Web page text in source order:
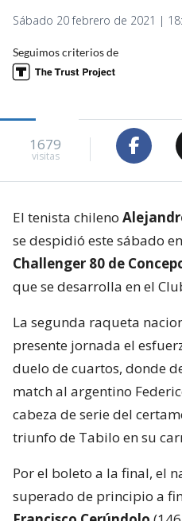
Sábado 20 febrero de 2021 |
Seguimos criterios de
1679
visitas
El tenista chileno
se despidió este sábado
Challenger 80 de
que se desarrolla en el
La segunda raqueta
presente jornada el
duelo de cuartos, donde
match al argentino
cabeza de serie del
triunfo de Tabilo en su
Por el boleto a la final, el
superado de principio a